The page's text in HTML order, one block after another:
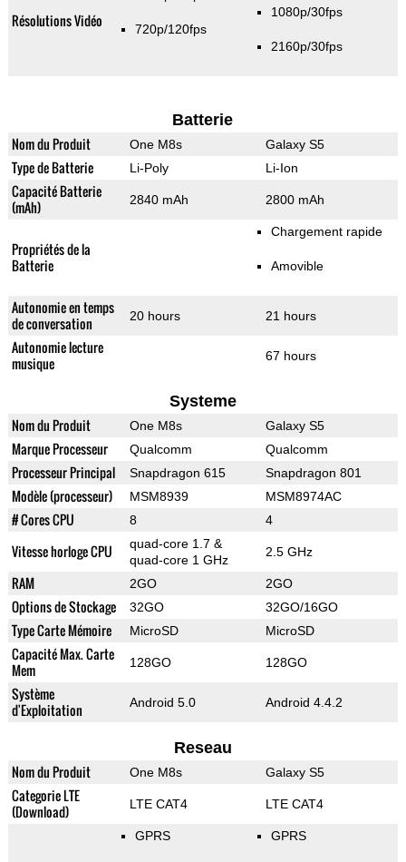
Résolutions Vidéo 720p/120fps
1080p/30fps
2160p/30fps
Batterie
Nom du Produit One M8s Galaxy S5
Type de Batterie Li-Poly Li-Ion
Capacité Batterie
(mAh)
2840 mAh 2800 mAh
Propriétés de la
Batterie
Chargement rapide
Amovible
Autonomie en temps
de conversation
20 hours 21 hours
Autonomie lecture
musique
67 hours
Systeme
Nom du Produit One M8s Galaxy S5
Marque Processeur Qualcomm Qualcomm
Processeur Principal Snapdragon 615 Snapdragon 801
Modèle (processeur) MSM8939 MSM8974AC
# Cores CPU 8 4
Vitesse horloge CPU
quad-core 1.7 &
quad-core 1 GHz
2.5 GHz
RAM 2GO 2GO
Options de Stockage 32GO 32GO/16GO
Type Carte Mémoire MicroSD MicroSD
Capacité Max. Carte
Mem
128GO 128GO
Système
d'Exploitation
Android 5.0 Android 4.4.2
Reseau
Nom du Produit One M8s Galaxy S5
Categorie LTE
(Download)
LTE CAT4 LTE CAT4
GPRS GPRS